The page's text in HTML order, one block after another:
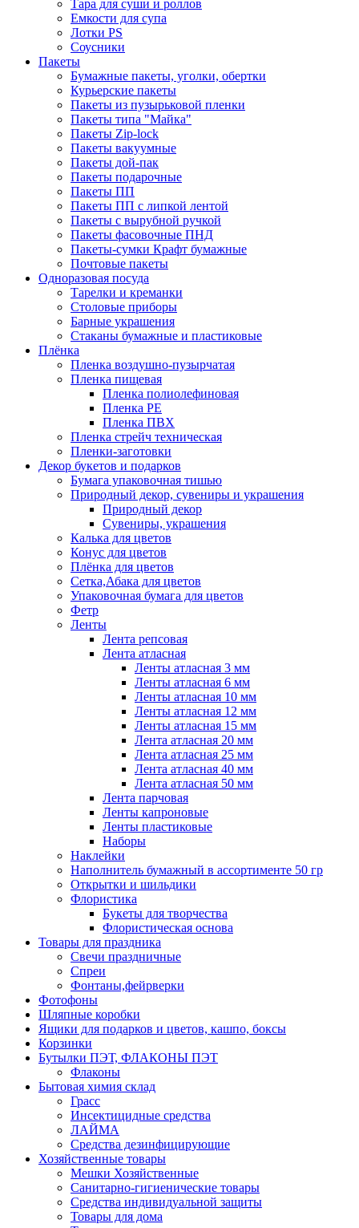
Тара для суши и роллов
Емкости для супа
Лотки PS
Соусники
Пакеты
Бумажные пакеты, уголки, обертки
Курьерские пакеты
Пакеты из пузырьковой пленки
Пакеты типа "Майка"
Пакеты Zip-lock
Пакеты вакуумные
Пакеты дой-пак
Пакеты подарочные
Пакеты ПП
Пакеты ПП с липкой лентой
Пакеты с вырубной ручкой
Пакеты фасовочные ПНД
Пакеты-сумки Крафт бумажные
Почтовые пакеты
Одноразовая посуда
Тарелки и креманки
Столовые приборы
Барные украшения
Стаканы бумажные и пластиковые
Плёнка
Пленка воздушно-пузырчатая
Пленка пищевая
Пленка полиолефиновая
Пленка PE
Пленка ПВХ
Пленка стрейч техническая
Пленки-заготовки
Декор букетов и подарков
Бумага упаковочная тишью
Природный декор, сувениры и украшения
Природный декор
Сувениры, украшения
Калька для цветов
Конус для цветов
Плёнка для цветов
Сетка,Абака для цветов
Упаковочная бумага для цветов
Фетр
Ленты
Лента репсовая
Лента атласная
Ленты атласная 3 мм
Ленты атласная 6 мм
Ленты атласная 10 мм
Ленты атласная 12 мм
Ленты атласная 15 мм
Лента атласная 20 мм
Лента атласная 25 мм
Лента атласная 40 мм
Лента атласная 50 мм
Лента парчовая
Ленты капроновые
Ленты пластиковые
Наборы
Наклейки
Наполнитель бумажный в ассортименте 50 гр
Открытки и шильдики
Флористика
Букеты для творчества
Флористическая основа
Товары для праздника
Свечи праздничные
Спреи
Фонтаны,фейрверки
Фотофоны
Шляпные коробки
Ящики для подарков и цветов, кашпо, боксы
Корзинки
Бутылки ПЭТ, ФЛАКОНЫ ПЭТ
Флаконы
Бытовая химия склад
Грасс
Инсектицидные средства
ЛАЙМА
Средства дезинфицирующие
Хозяйственные товары
Мешки Хозяйственные
Санитарно-гигиенические товары
Средства индивидуальной защиты
Товары для дома